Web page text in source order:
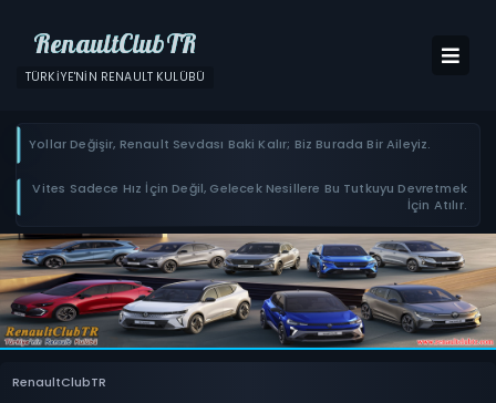
RenaultClubTR
TÜRKIYE'NIN RENAULT KULÜBÜ
Yollar Değişir, Renault Sevdası Baki Kalır; Biz Burada Bir Aileyiz.
Vites Sadece Hız İçin Değil, Gelecek Nesillere Bu Tutkuyu Devretmek
İçin Atılır.
RenaultClubTR